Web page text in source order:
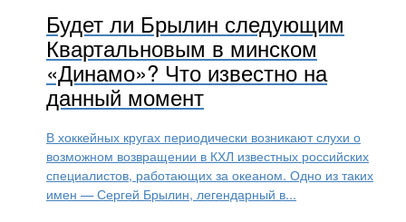
Будет ли Брылин следующим
Квартальновым в минском
«Динамо»? Что известно на
данный момент
В хоккейных кругах периодически возникают слухи о
возможном возвращении в КХЛ известных российских
специалистов, работающих за океаном. Одно из таких
имен — Сергей Брылин, легендарный в...